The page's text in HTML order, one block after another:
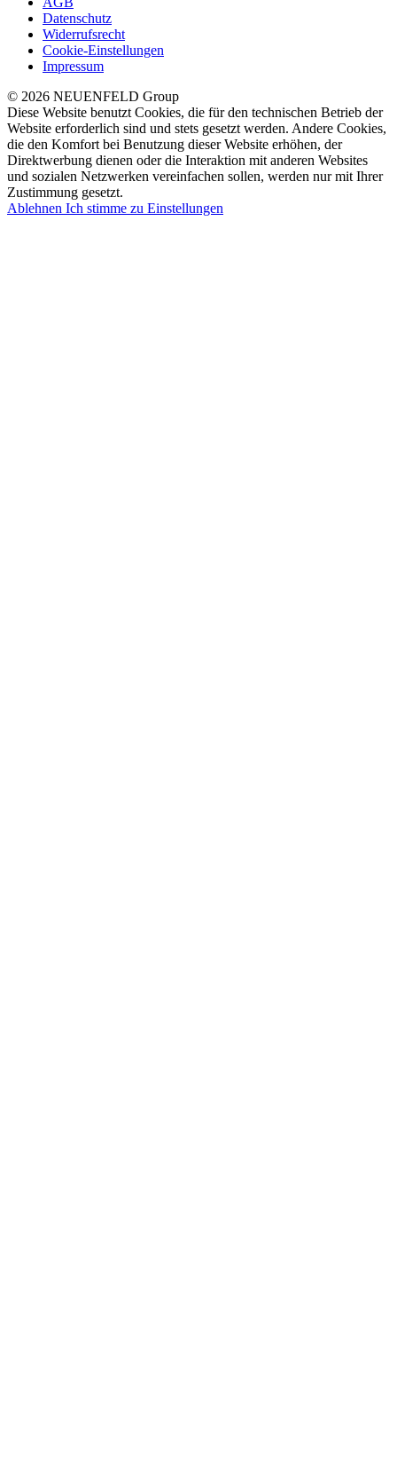
Datenschutz
Widerrufsrecht
Cookie-Einstellungen
Impressum
© 2026 NEUENFELD Group
Diese Website benutzt Cookies, die für den technischen Betrieb der
Website erforderlich sind und stets gesetzt werden. Andere Cookies,
die den Komfort bei Benutzung dieser Website erhöhen, der
Direktwerbung dienen oder die Interaktion mit anderen Websites
und sozialen Netzwerken vereinfachen sollen, werden nur mit Ihrer
Zustimmung gesetzt.
Ablehnen Ich stimme zu Einstellungen